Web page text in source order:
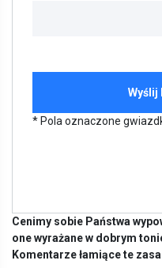
* Pola oznaczone
Cenimy sobie Państwa
one wyrażane w dobrym
Komentarze łamiące te